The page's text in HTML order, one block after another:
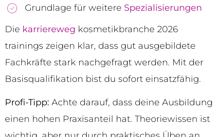
Grundlage für weitere Spezialisierungen
Die karriereweg kosmetikbranche 2026
trainings zeigen klar, dass gut ausgebildete
Fachkräfte stark nachgefragt werden. Mit der
Basisqualifikation bist du sofort einsatzfähig.
Profi-Tipp: Achte darauf, dass deine Ausbildung
einen hohen Praxisanteil hat. Theoriewissen ist